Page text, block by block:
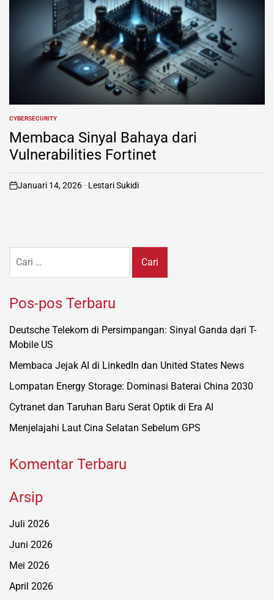
POSTED
IN
CYBERSECURITY
Membaca Sinyal Bahaya dari
Vulnerabilities Fortinet
on
Januari 14, 2026 Lestari Sukidi
untuk:
Pos-pos Terbaru
Deutsche Telekom di Persimpangan: Sinyal Ganda dari T-
Mobile US
Membaca Jejak AI di LinkedIn dan United States News
Lompatan Energy Storage: Dominasi Baterai China 2030
Cytranet dan Taruhan Baru Serat Optik di Era AI
Menjelajahi Laut Cina Selatan Sebelum GPS
Komentar Terbaru
Arsip
Juli 2026
Juni 2026
Mei 2026
April 2026